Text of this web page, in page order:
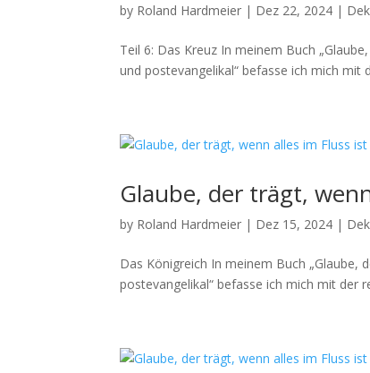
by Roland Hardmeier | Dez 22, 2024 |
Teil 6: Das Kreuz In meinem Buch
und poste­van­ge­likal“ befasse ich mich mit
Glaube, der trägt,
by Roland Hardmeier | Dez 15, 2024 |
Das Kön­i­gre­ich In meinem Buch „Glaube,
poste­van­ge­likal“ befasse ich mich mit der